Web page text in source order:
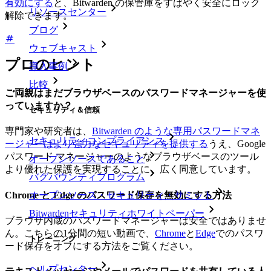
リソースセンター
ブログ
ウェブキャスト
導入事例
比較
セキュリティ＆信頼
セキュリティコンプライアンス
オープンソースであること
バグバウンティプログラム
オープンソース・セキュリティ・サミット
Bitwardenセキュリティホワイトペーパー
トレーニング
ヘルプセンター
有効にする と、Bitwarden の保管庫をすばやく安全にロック
解除できます。
プロのヒント
ご両親はまだブラウザベースのパスワードマネージャーを使
っていますか？
専門家や研究者は、 Bitwarden のような専用パスワードマネ
ージャーはより強力なセキュリティを提供する うえ、Google
パスワード マネージャーのようなブラウザベースのツール
より優れた保護を実現することに、広く同意しています。
Chrome と Edge のパスワード保存を無効にする方法
ブラウザ内蔵のパスワードマネージャーは安全ではありませ
ん。こちらの1分間の短い動画で、 ChromeとEdgeでのパスワ
ード保存をオフにする方法をご覧ください。